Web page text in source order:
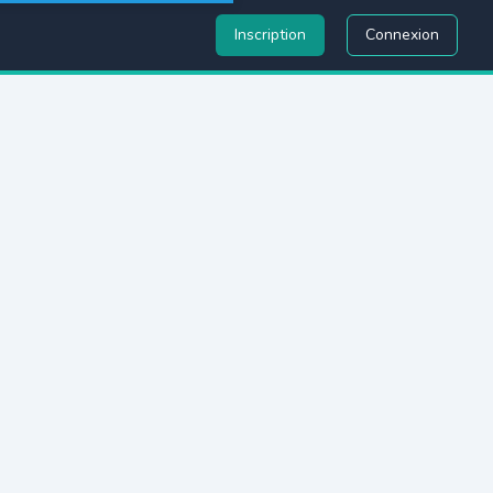
Inscription Connexion